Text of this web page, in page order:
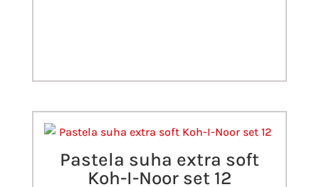
Pastela suha extra soft
Koh-I-Noor set 12